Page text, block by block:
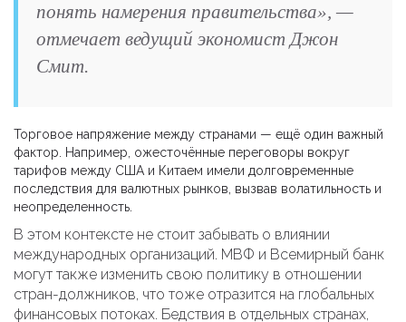
понять намерения правительства», —
отмечает ведущий экономист Джон
Смит.
Торговое напряжение между странами — ещё один важный
фактор. Например, ожесточённые переговоры вокруг
тарифов между США и Китаем имели долговременные
последствия для валютных рынков, вызвав волатильность и
неопределенность.
В этом контексте не стоит забывать о влиянии
международных организаций. МВФ и Всемирный банк
могут также изменить свою политику в отношении
стран-должников, что тоже отразится на глобальных
финансовых потоках. Бедствия в отдельных странах,